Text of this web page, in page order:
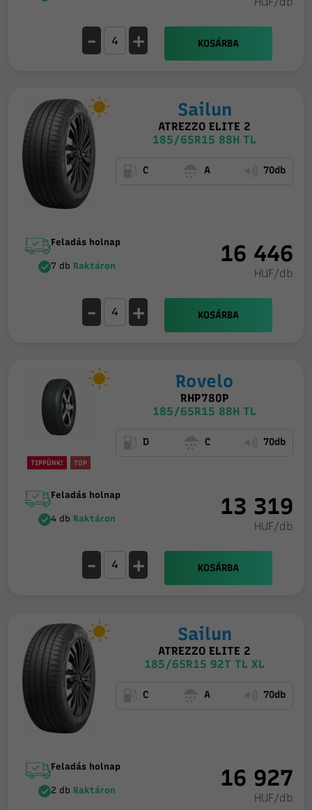
- + KOSÁRBA
Sailun
ATREZZO ELITE 2
185/65R15 88H TL
C A 70db
Feladás holnap
7 dbRaktáron 16 446
HUF/db
- + KOSÁRBA
TIPPÜNK! TOP
Rovelo
RHP780P
185/65R15 88H TL
D C 70db
Feladás holnap
4 dbRaktáron 13 319
HUF/db
- + KOSÁRBA
Sailun
ATREZZO ELITE 2
185/65R15 92T TL XL
C A 70db
Feladás holnap
2 dbRaktáron 16 927
HUF/db